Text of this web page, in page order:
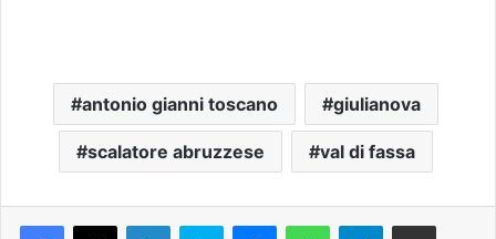
antonio gianni toscano giulianova
scalatore abruzzese val di fassa
Telegram